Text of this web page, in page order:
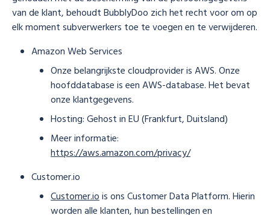
van de klant, behoudt BubblyDoo zich het recht voor om op
elk moment subverwerkers toe te voegen en te verwijderen.
Amazon Web Services
Onze belangrijkste cloudprovider is AWS. Onze
hoofddatabase is een AWS-database. Het bevat
onze klantgegevens.
Hosting: Gehost in EU (Frankfurt, Duitsland)
Meer informatie:
https://aws.amazon.com/privacy/
Customer.io
Customer.iois ons Customer Data Platform. Hierin
worden alle klanten, hun bestellingen en